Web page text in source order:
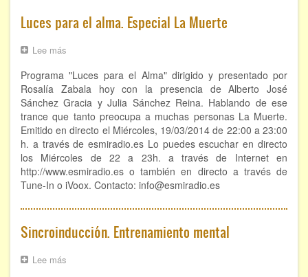
Luces para el alma. Especial La Muerte
Lee más
para
el
alma.
Especial
La
Muerte
Programa "Luces para el Alma" dirigido y presentado por
Rosalía Zabala hoy con la presencia de Alberto José
Sánchez Gracia y Julia Sánchez Reina. Hablando de ese
trance que tanto preocupa a muchas personas La Muerte.
Emitido en directo el Miércoles, 19/03/2014 de 22:00 a 23:00
h. a través de esmiradio.es Lo puedes escuchar en directo
los Miércoles de 22 a 23h. a través de Internet en
http://www.esmiradio.es o también en directo a través de
Tune-In o iVoox. Contacto: info@esmiradio.es
Sincroinducción. Entrenamiento mental
Lee más